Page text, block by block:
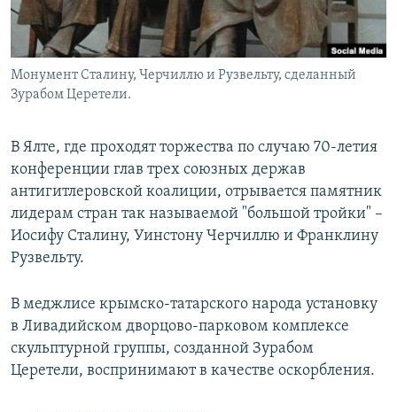
Монумент Сталину, Черчиллю и Рузвельту, сделанный
Зурабом Церетели.
В Ялте, где проходят торжества по случаю 70-летия
конференции глав трех союзных держав
антигитлеровской коалиции, отрывается памятник
лидерам стран так называемой "большой тройки" –
Иосифу Сталину, Уинстону Черчиллю и Франклину
Рузвельту.
В меджлисе крымско-татарского народа установку
в Ливадийском дворцово-парковом комплексе
скульптурной группы, созданной Зурабом
Церетели, воспринимают в качестве оскорбления.